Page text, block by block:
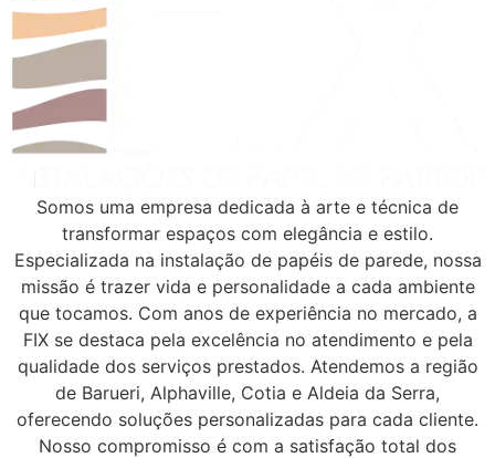
Somos uma empresa dedicada à arte e técnica de
transformar espaços com elegância e estilo.
Especializada na instalação de papéis de parede, nossa
missão é trazer vida e personalidade a cada ambiente
que tocamos. Com anos de experiência no mercado, a
FIX se destaca pela excelência no atendimento e pela
qualidade dos serviços prestados. Atendemos a região
de Barueri, Alphaville, Cotia e Aldeia da Serra,
oferecendo soluções personalizadas para cada cliente.
Nosso compromisso é com a satisfação total dos